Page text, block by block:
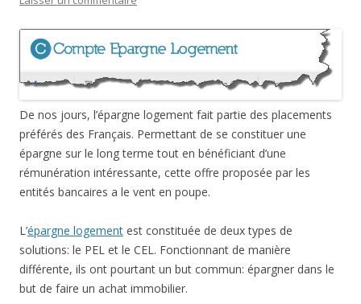
De nos jours, l’épargne logement fait partie des placements
préférés des Français. Permettant de se constituer une
épargne sur le long terme tout en bénéficiant d’une
rémunération intéressante, cette offre proposée par les
entités bancaires a le vent en poupe.
L’épargne logement est constituée de deux types de
solutions: le PEL et le CEL. Fonctionnant de manière
différente, ils ont pourtant un but commun: épargner dans le
but de faire un achat immobilier.